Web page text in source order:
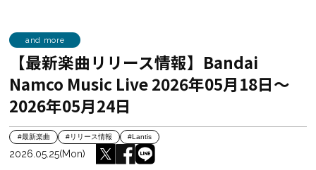
and more
【最新楽曲リリース情報】Bandai
Namco Music Live 2026年05月18日～
2026年05月24日
#最新楽曲 #リリース情報 #Lantis
2026.05.25(Mon)